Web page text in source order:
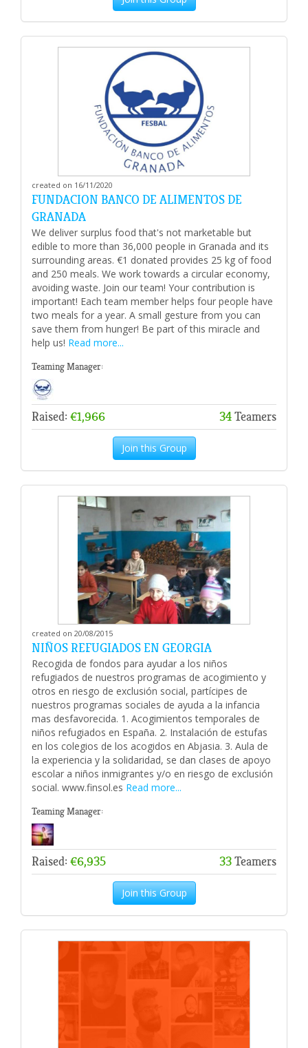
created on 16/11/2020
FUNDACION BANCO DE ALIMENTOS DE
GRANADA
We deliver surplus food that's not marketable but
edible to more than 36,000 people in Granada and its
surrounding areas. €1 donated provides 25 kg of food
and 250 meals. We work towards a circular economy,
avoiding waste. Join our team! Your contribution is
important! Each team member helps four people have
two meals for a year. A small gesture from you can
save them from hunger! Be part of this miracle and
help us! Read more...
Teaming Manager:
Raised: €1,966 34Teamers
Join this Group
created on 20/08/2015
NIÑOS REFUGIADOS EN GEORGIA
Recogida de fondos para ayudar a los niños
refugiados de nuestros programas de acogimiento y
otros en riesgo de exclusión social, partícipes de
nuestros programas sociales de ayuda a la infancia
mas desfavorecida. 1. Acogimientos temporales de
niños refugiados en España. 2. Instalación de estufas
en los colegios de los acogidos en Abjasia. 3. Aula de
la experiencia y la solidaridad, se dan clases de apoyo
escolar a niños inmigrantes y/o en riesgo de exclusión
social. www.finsol.es Read more...
Teaming Manager:
Raised: €6,935 33Teamers
Join this Group